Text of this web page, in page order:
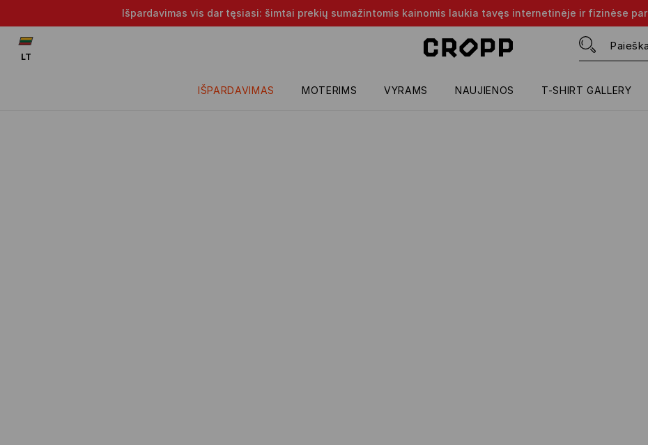
Išpardavimas vis dar tęsiasi: šimtai prekių sumažintomis kainomis laukia tavęs internetinėje ir fizinėse
IŠPARDAVIMAS MOTERIMS VYRAMS NAUJIENOS T-SHIRT GALLERY
LT